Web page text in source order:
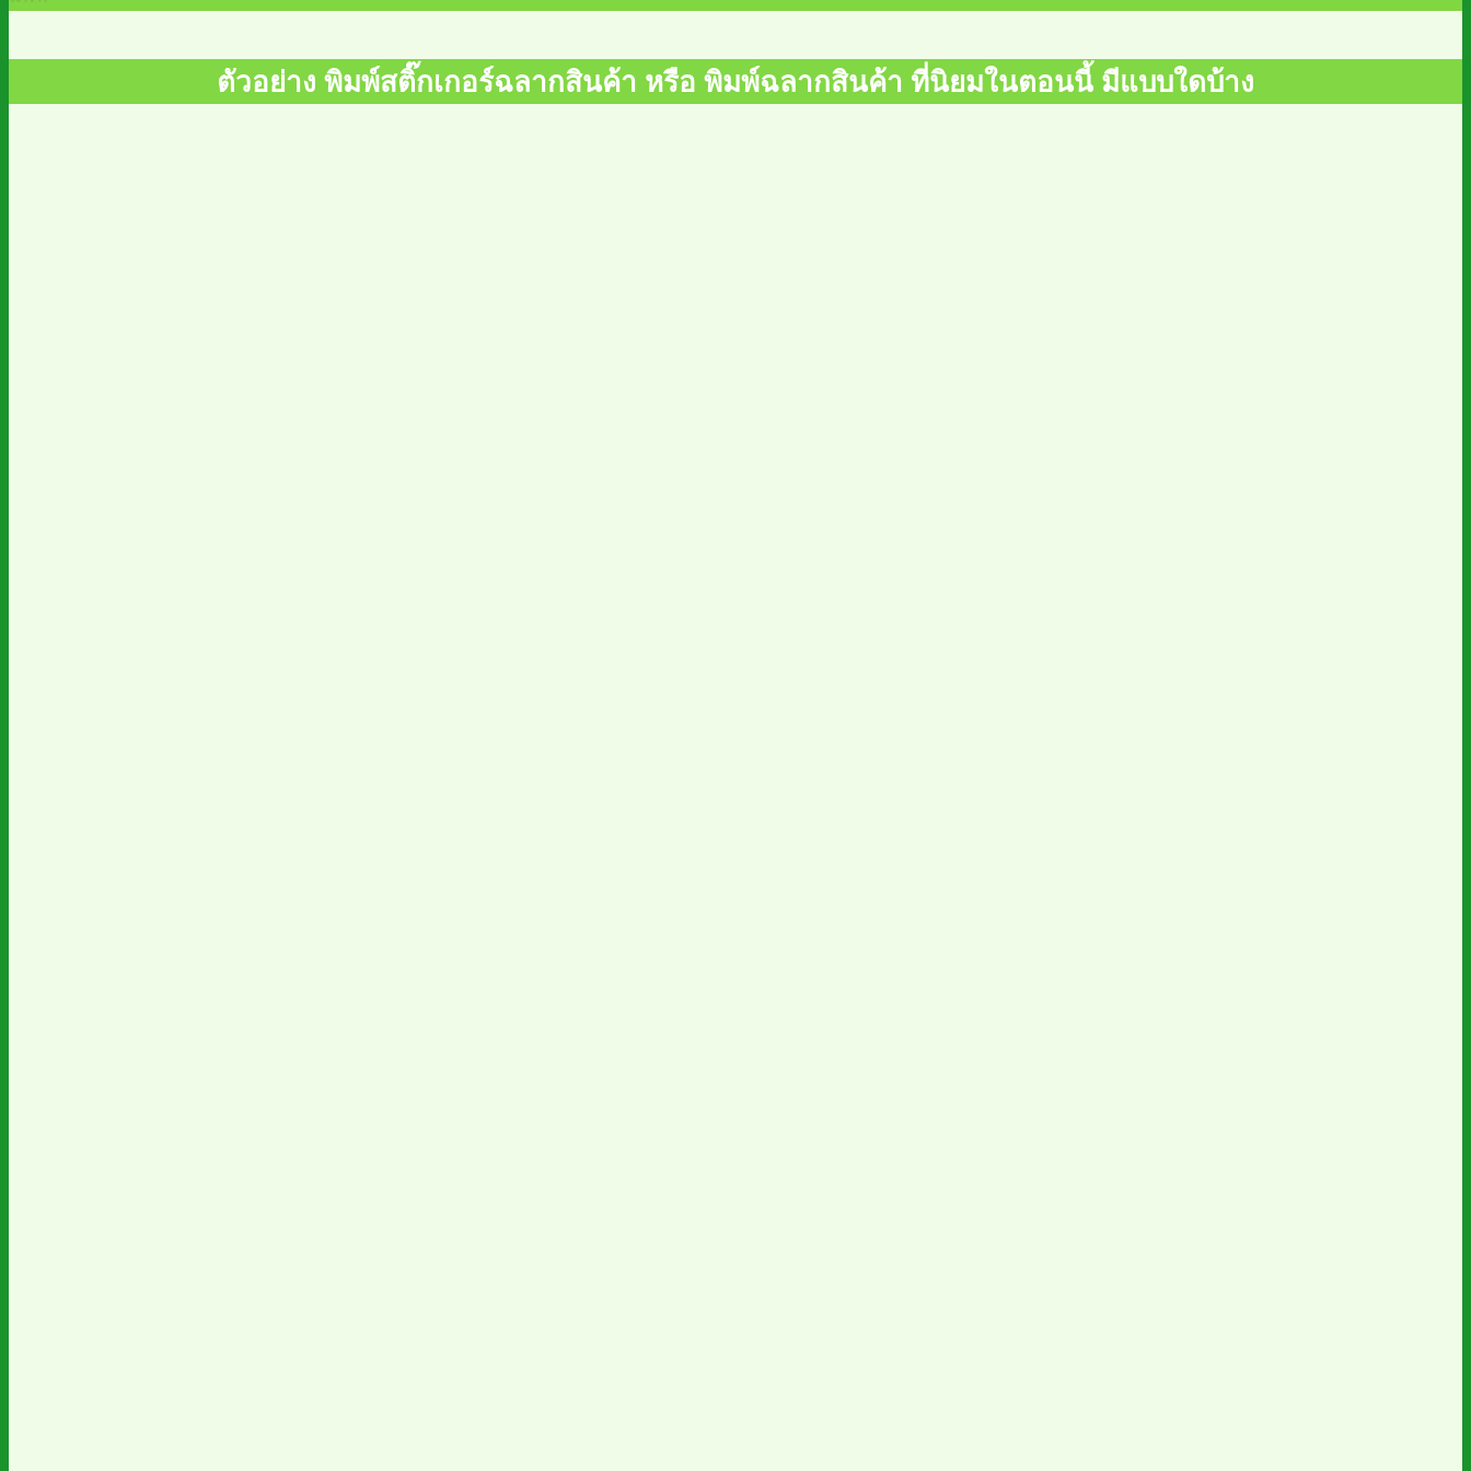
ตัวอย่าง พิมพ์สติ๊กเกอร์ฉลากสินค้า หรือ พิมพ์ฉลากสินค้า ที่นิยมในตอนนี้ มีแบบใดบ้าง